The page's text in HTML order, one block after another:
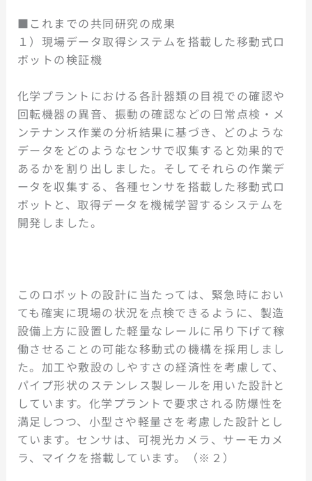
■これまでの共同研究の成果
１）現場データ取得システムを搭載した移動式ロ
ボットの検証機
化学プラントにおける各計器類の目視での確認や
回転機器の異音、振動の確認などの日常点検・メ
ンテナンス作業の分析結果に基づき、どのような
データをどのようなセンサで収集すると効果的で
あるかを割り出しました。そしてそれらの作業デ
ータを収集する、各種センサを搭載した移動式ロ
ボットと、取得データを機械学習するシステムを
開発しました。
このロボットの設計に当たっては、緊急時におい
ても確実に現場の状況を点検できるように、製造
設備上方に設置した軽量なレールに吊り下げて稼
働させることの可能な移動式の機構を採用しまし
た。加工や敷設のしやすさの経済性を考慮して、
パイプ形状のステンレス製レールを用いた設計と
しています。化学プラントで要求される防爆性を
満足しつつ、小型さや軽量さを考慮した設計とし
ています。センサは、可視光カメラ、サーモカメ
ラ、マイクを搭載しています。（※２）